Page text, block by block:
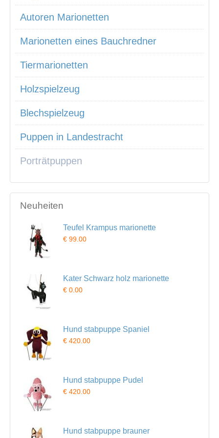
Autoren Marionetten
Marionetten eines Bauchredner
Tiermarionetten
Holzspielzeug
Blechspielzeug
Puppen in Landestracht
Porträtpuppen
Neuheiten
Teufel Krampus marionette
€ 99.00
Kater Schwarz holz marionette
€ 0.00
Hund stabpuppe Spaniel
€ 420.00
Hund stabpuppe Pudel
€ 420.00
Hund stabpuppe brauner